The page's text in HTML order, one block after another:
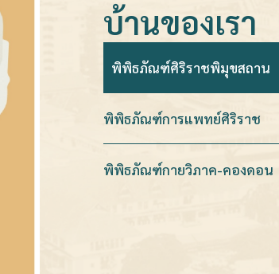
บ้านของเรา
พิพิธภัณฑ์ศิริราชพิมุขสถาน
พิพิธภัณฑ์การแพทย์ศิริราช
พิพิธภัณฑ์กายวิภาค-คองดอน